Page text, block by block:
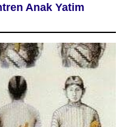
Anak Yatim